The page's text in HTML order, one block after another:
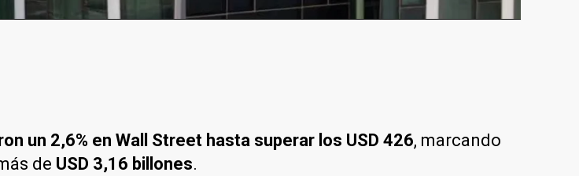
un 2,6% en Wall Street hasta superar los USD 426, marcando
de USD 3,16 billones.